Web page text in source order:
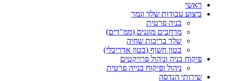
ראשי
ביצוע עבודות שלד וגמר
בניה פרטית
מרחבים מוגנים (ממ"דים)
שלד בריכות שחיה
בטון חשוף (בטון אדריכלי)
פיקוח בניה וניהול פרויקטים
ניהול ופיקוח בנייה פרטית
שירותי הנדסה